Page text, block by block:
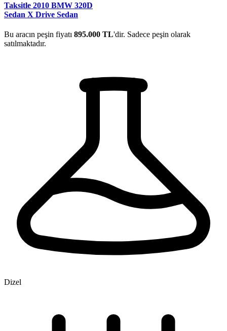
Taksitle 2010 BMW 320D
Sedan X Drive Sedan
Bu aracın peşin fiyatı 895.000 TL'dir. Sadece peşin olarak
satılmaktadır.
Dizel